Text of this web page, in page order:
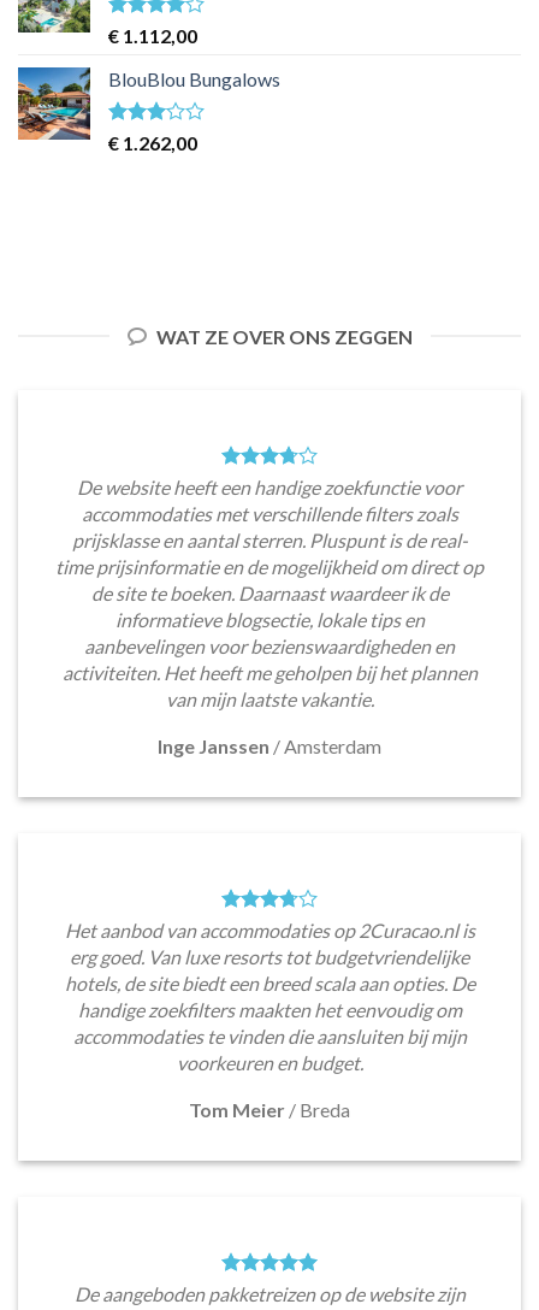
Waardering
€ 1.112,00
BlouBlou Bungalows
Waardering
€ 1.262,00
WAT ZE OVER ONS ZEGGEN
De website heeft een handige zoekfunctie voor
accommodaties met verschillende filters zoals
prijsklasse en aantal sterren. Pluspunt is de real-
time prijsinformatie en de mogelijkheid om direct op
de site te boeken. Daarnaast waardeer ik de
informatieve blogsectie, lokale tips en
aanbevelingen voor bezienswaardigheden en
activiteiten. Het heeft me geholpen bij het plannen
van mijn laatste vakantie.
Inge Janssen / Amsterdam
Het aanbod van accommodaties op 2Curacao.nl is
erg goed. Van luxe resorts tot budgetvriendelijke
hotels, de site biedt een breed scala aan opties. De
handige zoekfilters maakten het eenvoudig om
accommodaties te vinden die aansluiten bij mijn
voorkeuren en budget.
Tom Meier / Breda
De aangeboden pakketreizen op de website zijn